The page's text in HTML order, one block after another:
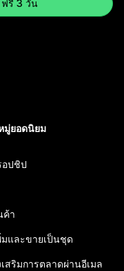
รี 3 วัน
มู่ยอดนิยม
อปชิป
ค้า
มและขายเป็นชุด
สริมการตลาดผ่านอีเมล